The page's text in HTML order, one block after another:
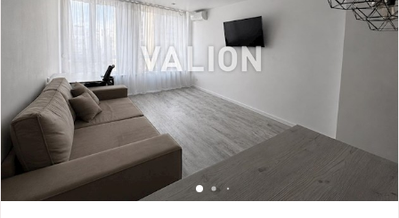
электрокотел – все подготовлено. Квартира внутри дома, очень
теплая. Дом 2019 года – три лифта, консьерж,
видеонаблюдение, автономное отопление – собственная
котельная. Есть генератор – при отключениях света работают
лифты, есть вода, тепло. Укрытие в доме. На первом этаже есть
частный детский сад, супермаркет. Оборудован пандус.
Развитая инфраструктура района – школы, садики,
супермаркеты, отделения банков, почты, детские и спортивные
площадки – все рядом. Удобная транспортная развязка – рядом
трамвайная линия, транспорт в разные районы города,
пригородная электричка. Документам больше 3 лет.
Оформление минимальное. Без комиссии. Цена: 38000у.е.